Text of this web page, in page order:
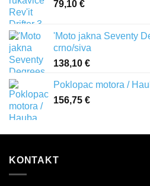
79,10 €
'Moto jakna Seventy
crno/siva
138,10 €
Poklopac motora /
156,75 €
KONTAKT